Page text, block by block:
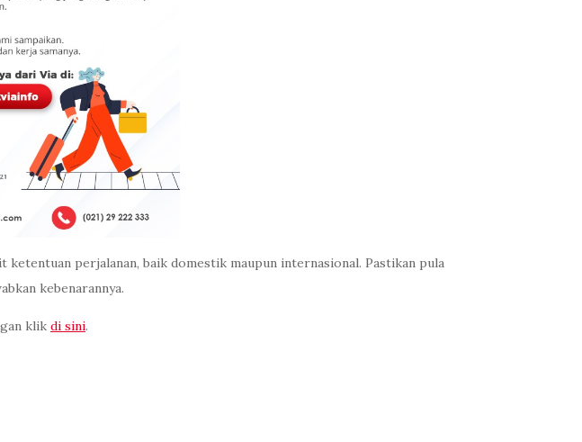
perjalanan, baik domestik maupun internasional. Pastikan pula
kebenarannya.
klik di sini.